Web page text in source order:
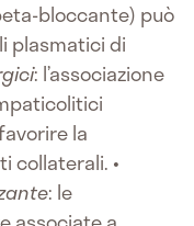
bloccante) può
plasmatici di
: l’associazione
la
collaterali. •
: le